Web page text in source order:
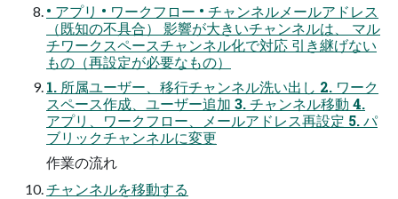
• アプリ • ワークフロー • チャンネルメールアドレス
（既知の不具合） 影響が⼤きいチャンネルは、 マル
チワークスペースチャンネル化で対応 引き継げない
もの（再設定が必要なもの）
1. 所属ユーザー、移⾏チャンネル洗い出し 2. ワーク
スペース作成、ユーザー追加 3. チャンネル移動 4.
アプリ、ワークフロー、メールアドレス再設定 5. パ
ブリックチャンネルに変更
作業の流れ
チャンネルを移動する